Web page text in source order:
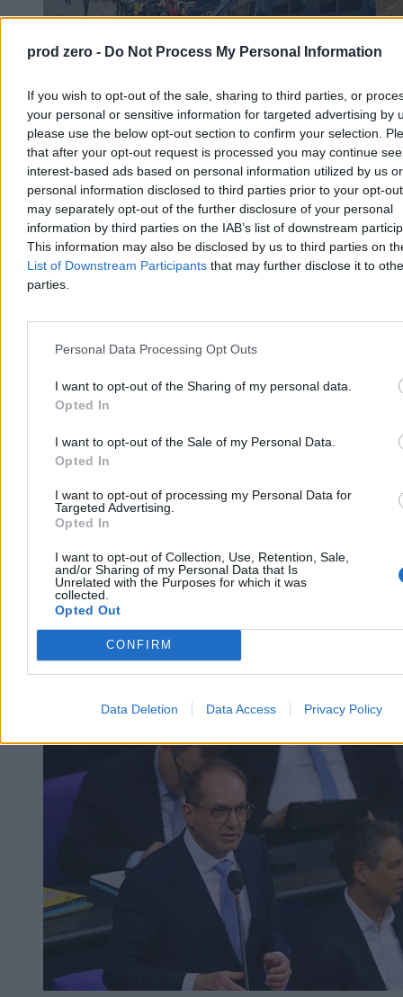
prod zero - Do Not Process My Personal Information
If you wish to opt-out of the sale, sharing to third parties, or
your personal or sensitive information for targeted advertising by
please use the below opt-out section to confirm your selection.
that after your opt-out request is processed you may continue
interest-based ads based on personal information utilized by us or
personal information disclosed to third parties prior to your opt-
may separately opt-out of the further disclosure of your personal
information by third parties on the IAB’s list of downstream
This information may also be disclosed by us to third parties on
List of Downstream Participants that may further disclose it to
parties.
Personal Data Processing Opt Outs
I want to opt-out of the Sharing of my personal data.
Opted In
I want to opt-out of the Sale of my Personal Data.
Opted In
I want to opt-out of processing my Personal Data for
Targeted Advertising.
Opted In
I want to opt-out of Collection, Use, Retention, Sale,
and/or Sharing of my Personal Data that Is
Unrelated with the Purposes for which it was
collected.
Opted Out
CONFIRM
Data Deletion Data Access Privacy Policy
Maroko rozlicza szturm na Ceutę. Są pierwsze
wyroki więzienia
Przed marokańskimi sądami rozpoczęły się procesy 86 osób
oskarżonych zastosowano środki zapobiegawcze w postaci
Dzisiaj 07:41
Reklama